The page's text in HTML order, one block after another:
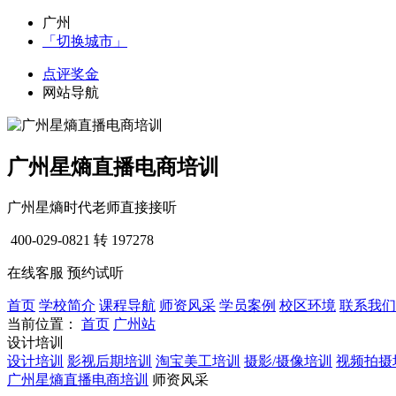
广州
「切换城市」
点评奖金
网站导航
广州星熵直播电商培训
广州星熵时代老师直接接听
400-029-0821 转 197278
在线客服 预约试听
首页 学校简介 课程导航 师资风采 学员案例 校区环境 联系我们
当前位置：
首页 广州站
设计培训
设计培训 影视后期培训 淘宝美工培训 摄影/摄像培训 视频拍摄
广州星熵直播电商培训 师资风采